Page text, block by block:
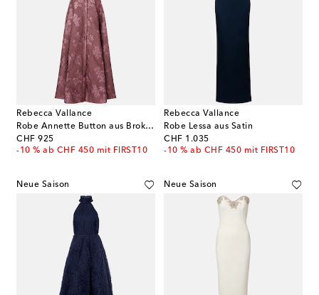
Rebecca Vallance
Robe Annette Button aus Brokat mit Gürtel
CHF 925
original price
-10 % ab CHF 450 mit FIRST10
Rebecca Vallance
Robe Lessa aus Satin
CHF 1.035
original price
-10 % ab CHF 450 mit FIRST10
Neue Saison Neue Saison